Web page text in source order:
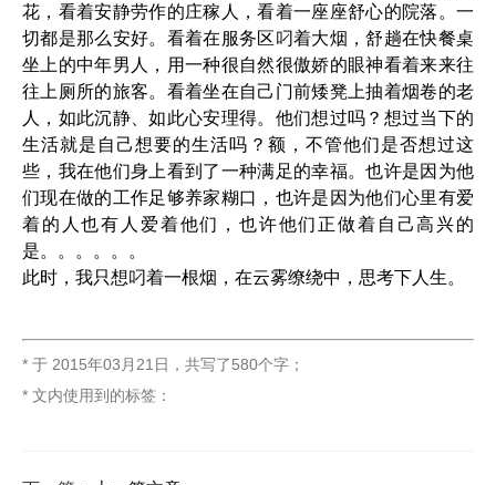
花，看着安静劳作的庄稼人，看着一座座舒心的院落。一
切都是那么安好。看着在服务区叼着大烟，舒趟在快餐桌
坐上的中年男人，用一种很自然很傲娇的眼神看着来来往
往上厕所的旅客。看着坐在自己门前矮凳上抽着烟卷的老
人，如此沉静、如此心安理得。他们想过吗？想过当下的
生活就是自己想要的生活吗？额，不管他们是否想过这
些，我在他们身上看到了一种满足的幸福。也许是因为他
们现在做的工作足够养家糊口，也许是因为他们心里有爱
着的人也有人爱着他们，也许他们正做着自己高兴的
是。。。。。。
此时，我只想叼着一根烟，在云雾缭绕中，思考下人生。
* 于 2015年03月21日 ， 共写了580个字 ；
* 文内使用到的标签：